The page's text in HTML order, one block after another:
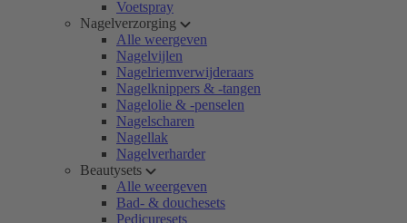
Voetspray
Nagelverzorging
Alle weergeven
Nagelvijlen
Nagelriemverwijderaars
Nagelknippers & -tangen
Nagelolie & -penselen
Nagelscharen
Nagellak
Nagelverharder
Beautysets
Alle weergeven
Bad- & douchesets
Pedicuresets